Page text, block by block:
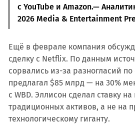
с YouTube и Amazon.—
2026 Media & Entertainment
Ещё в феврале компания
сделку с Netflix. По данным
сорвались из-за разногласий
предлагал $85 млрд — на 30%
с WBD. Эллисон сделал ставку
традиционных активов, а не на
технологическому гиганту.